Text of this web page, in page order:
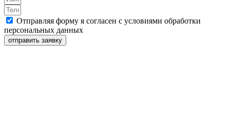
Отправляя форму я согласен с условиями обработки
персональных данных
отправить заявку